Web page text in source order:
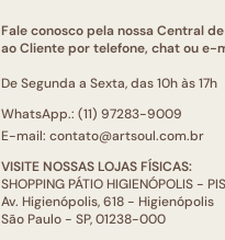
Fale conosco pela nossa Central
ao Cliente por telefone, chat ou e-
De Segunda a Sexta, das 10h às 17h
WhatsApp.: (11) 97283-9009
E-mail: contato@artsoul.com.br
VISITE NOSSAS LOJAS FÍSICAS:
SHOPPING PÁTIO HIGIENÓPOLIS -
Av. Higienópolis, 618 - Higienópolis
São Paulo - SP, 01238-000